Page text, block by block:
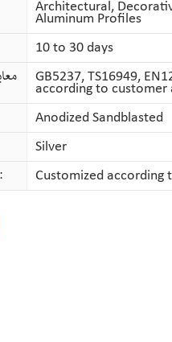
Architectural,
Aluminum Profiles
10 to 30 days
GB5237, TS16949,
according to customer
Anodized Sandblasted
Silver
طريقة
Customized according